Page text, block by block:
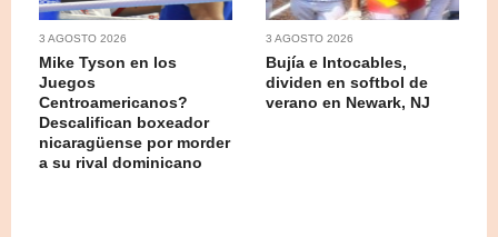
3 AGOSTO 2026
Mike Tyson en los
Juegos
Centroamericanos?
Descalifican boxeador
nicaragüense por morder
a su rival dominicano
3 AGOSTO 2026
Bujía e Intocables,
dividen en softbol de
verano en Newark, NJ